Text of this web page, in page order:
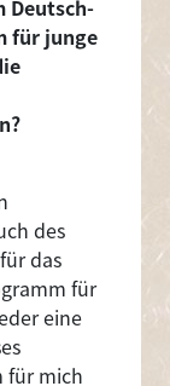
Deutsch-
für junge
des
das
für
eine
für mich